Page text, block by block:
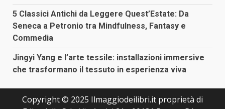
5 Classici Antichi da Leggere Quest’Estate: Da
Seneca a Petronio tra Mindfulness, Fantasy e
Commedia
Jingyi Yang e l’arte tessile: installazioni immersive
che trasformano il tessuto in esperienza viva
Copyright © 2025 Ilmaggiodeilibri.it proprietà di